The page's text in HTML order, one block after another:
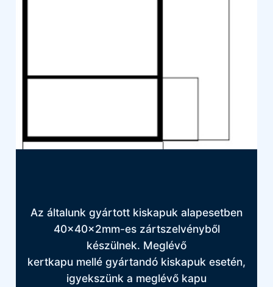
Az általunk gyártott kiskapuk alapesetben
40x40x2mm-es zártszelvényből
készülnek. Meglévő
kertkapu mellé gyártandó kiskapuk esetén,
igyekszünk a meglévő kapu